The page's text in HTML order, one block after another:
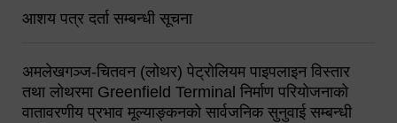
आशय पत्र दर्ता सम्बन्धी सूचना
अमलेखगञ्ज-चितवन (लोथर) पेट्रोलियम पाइपलाइन विस्तार
तथा लोथरमा Greenfield Terminal निर्माण परियोजनाको
वातावरणीय प्रभाव मूल्याङ्कनको सार्वजनिक सुनुवाई सम्बन्धी